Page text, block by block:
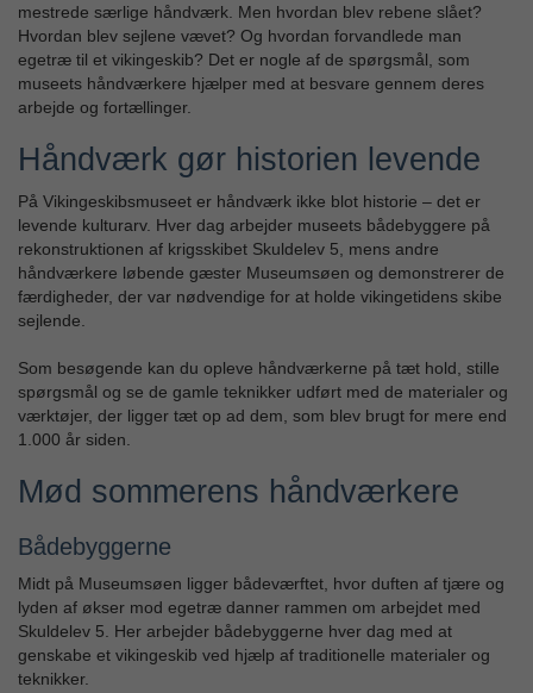
mestrede særlige håndværk. Men hvordan blev rebene slået?
Hvordan blev sejlene vævet? Og hvordan forvandlede man
egetræ til et vikingeskib? Det er nogle af de spørgsmål, som
museets håndværkere hjælper med at besvare gennem deres
arbejde og fortællinger.
Håndværk gør historien levende
På Vikingeskibsmuseet er håndværk ikke blot historie – det er
levende kulturarv. Hver dag arbejder museets bådebyggere på
rekonstruktionen af krigsskibet Skuldelev 5, mens andre
håndværkere løbende gæster Museumsøen og demonstrerer de
færdigheder, der var nødvendige for at holde vikingetidens skibe
sejlende.
Som besøgende kan du opleve håndværkerne på tæt hold, stille
spørgsmål og se de gamle teknikker udført med de materialer og
værktøjer, der ligger tæt op ad dem, som blev brugt for mere end
1.000 år siden.
Mød sommerens håndværkere
Bådebyggerne
Midt på Museumsøen ligger bådeværftet, hvor duften af tjære og
lyden af økser mod egetræ danner rammen om arbejdet med
Skuldelev 5. Her arbejder bådebyggerne hver dag med at
genskabe et vikingeskib ved hjælp af traditionelle materialer og
teknikker.